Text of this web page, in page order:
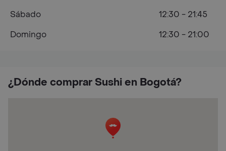
¿Dónde comprar Sushi en Bogotá?
Sábado
12:30 - 21:45
Domingo
12:30 - 21:00